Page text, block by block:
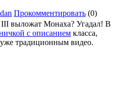
Прокомментировать (0)
выложат Монаха? Угадал! В
с описанием класса,
традиционным видео.